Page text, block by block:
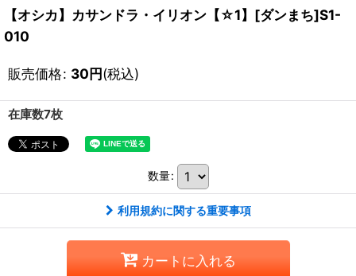
【オシカ】カサンドラ・イリオン【☆1】[ダンまち]S1-
010
販売価格: 30円(税込)
在庫数7枚
数量:
利用規約に関する重要事項
カートに入れる